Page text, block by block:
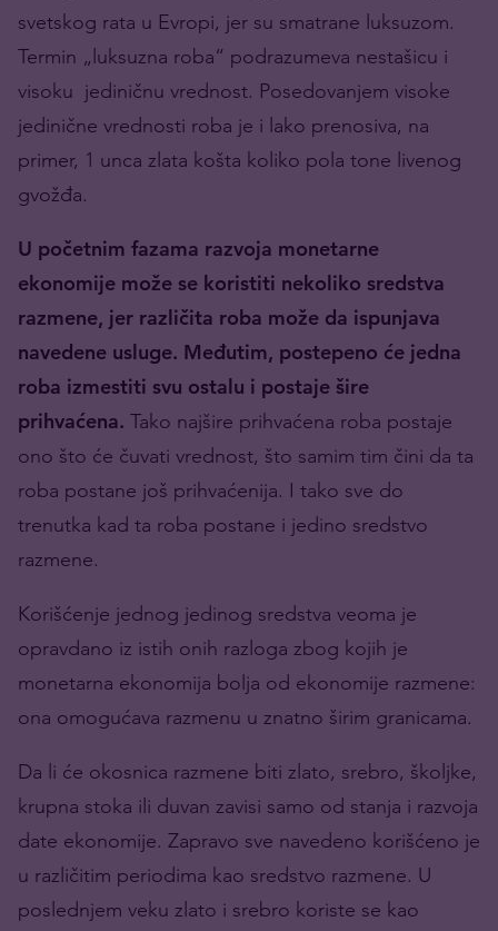
svetskog rata u Evropi, jer su smatrane luksuzom.
Termin „luksuzna roba“ podrazumeva nestašicu i
visoku jediničnu vrednost. Posedovanjem visoke
jedinične vrednosti roba je i lako prenosiva, na
primer, 1 unca zlata košta koliko pola tone livenog
gvožđa.
U početnim fazama razvoja monetarne
ekonomije može se koristiti nekoliko sredstva
razmene, jer različita roba može da ispunjava
navedene usluge. Međutim, postepeno će jedna
roba izmestiti svu ostalu i postaje šire
prihvaćena. Tako najšire prihvaćena roba postaje
ono što će čuvati vrednost, što samim tim čini da ta
roba postane još prihvaćenija. I tako sve do
trenutka kad ta roba postane i jedino sredstvo
razmene.
Korišćenje jednog jedinog sredstva veoma je
opravdano iz istih onih razloga zbog kojih je
monetarna ekonomija bolja od ekonomije razmene:
ona omogućava razmenu u znatno širim granicama.
Da li će okosnica razmene biti zlato, srebro, školjke,
krupna stoka ili duvan zavisi samo od stanja i razvoja
date ekonomije. Zapravo sve navedeno korišćeno je
u različitim periodima kao sredstvo razmene. U
poslednjem veku zlato i srebro koriste se kao